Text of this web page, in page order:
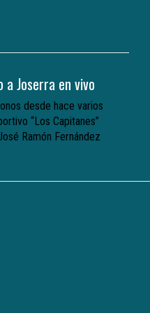
a Joserra en vivo
desde hace varios
“Los Capitanes”
Ramón Fernández